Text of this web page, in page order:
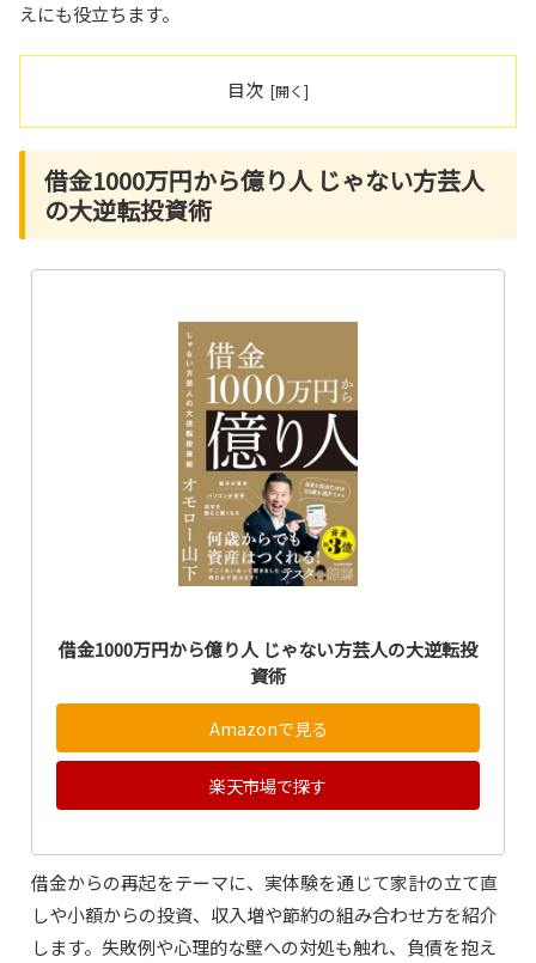
えにも役立ちます。
目次
借金1000万円から億り人 じゃない方芸人
の大逆転投資術
借金1000万円から億り人 じゃない方芸人の大逆転投
資術
Amazonで見る
楽天市場で探す
借金からの再起をテーマに、実体験を通じて家計の立て直
しや小額からの投資、収入増や節約の組み合わせ方を紹介
します。失敗例や心理的な壁への対処も触れ、負債を抱え